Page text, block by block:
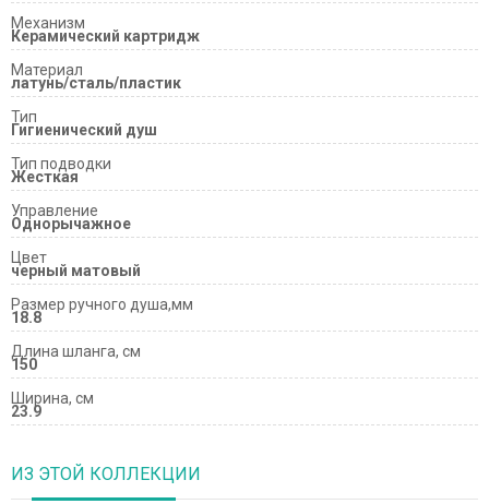
Механизм
Керамический картридж
Материал
латунь/сталь/пластик
Тип
Гигиенический душ
Тип подводки
Жесткая
Управление
Однорычажное
Цвет
черный матовый
Размер ручного душа,мм
18.8
Длина шланга, см
150
Ширина, см
23.9
ИЗ ЭТОЙ КОЛЛЕКЦИИ